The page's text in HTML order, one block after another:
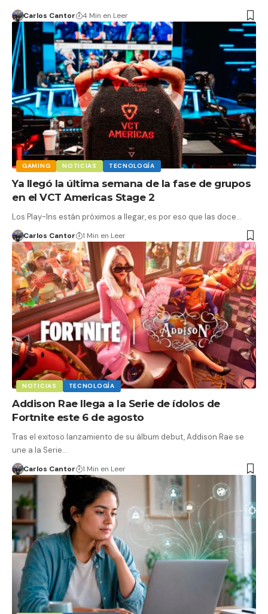
Carlos Cantor 4 Min en Leer
GAMING NOTICIAS TECNOLOGÍA
Ya llegó la última semana de la fase de grupos
en el VCT Americas Stage 2
Los Play-Ins están próximos a llegar, es por eso que las doce…
Carlos Cantor 1 Min en Leer
NOTICIAS TECNOLOGÍA
Addison Rae llega a la Serie de ídolos de
Fortnite este 6 de agosto
Tras el exitoso lanzamiento de su álbum debut, Addison Rae se
une a la Serie…
Carlos Cantor 1 Min en Leer